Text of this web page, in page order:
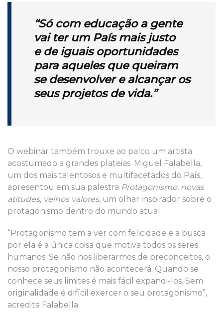
“Só com educação a gente
vai ter um País mais justo
e de iguais oportunidades
para aqueles que queiram
se desenvolver e alcançar os
seus projetos de vida.”
O webinar também trouxe ao palco um artista
acostumado a grandes plateias. Miguel Falabella,
um dos mais talentosos e multifacetados do País,
apresentou em sua palestra Protagonismo: novas
atitudes, velhos valores, um olhar inspirador sobre o
protagonismo dentro do mundo atual.
“Protagonismo tem a ver com felicidade e a busca
por ela é a única coisa que motiva todos os seres
humanos. Se não nos liberarmos de preconceitos, o
nosso protagonismo não acontecerá. Quando se
conhece seus limites é mais fácil expandi-los. Sem
originalidade é difícil exercer o seu protagonismo”,
acredita Falabella.